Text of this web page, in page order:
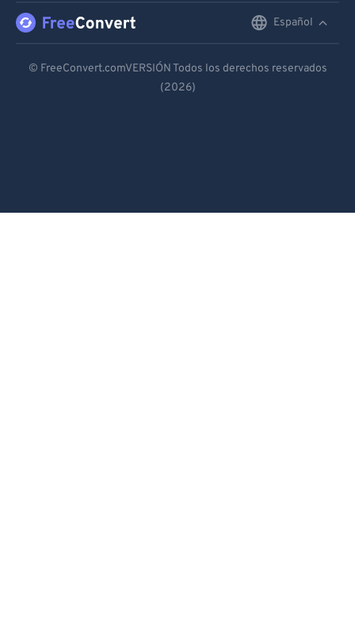
Español
Español
© FreeConvert.comVERSIÓN Todos los derechos reservados
(2026)